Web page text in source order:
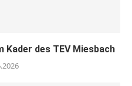
Kader des TEV Miesbach